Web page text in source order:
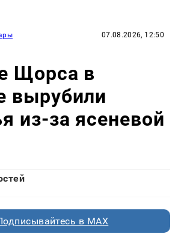
07.08.2026, 12:50
Щорса в
вырубили
из-за ясеневой
в MAX